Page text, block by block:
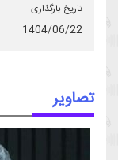
تاریخ بارگذاری
1404/06/22
تصاویر